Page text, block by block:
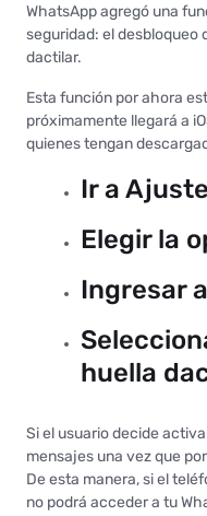
WhatsApp agregó una
seguridad: el desbloqueo
dactilar.
Esta función por ahora
próximamente llegará a
quienes tengan
Ir a
Elegir la
Ingresar
huella
Si el usuario decide
mensajes una vez que
De esta manera, si el
no podrá acceder a tu